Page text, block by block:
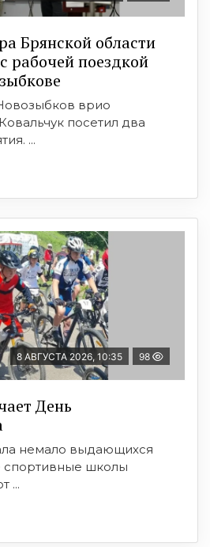
Брянской области
рабочей поездкой
врио
посетил два
...
8 АВГУСТА 2026, 10:35 98
День
немало выдающихся
спортивные школы
...